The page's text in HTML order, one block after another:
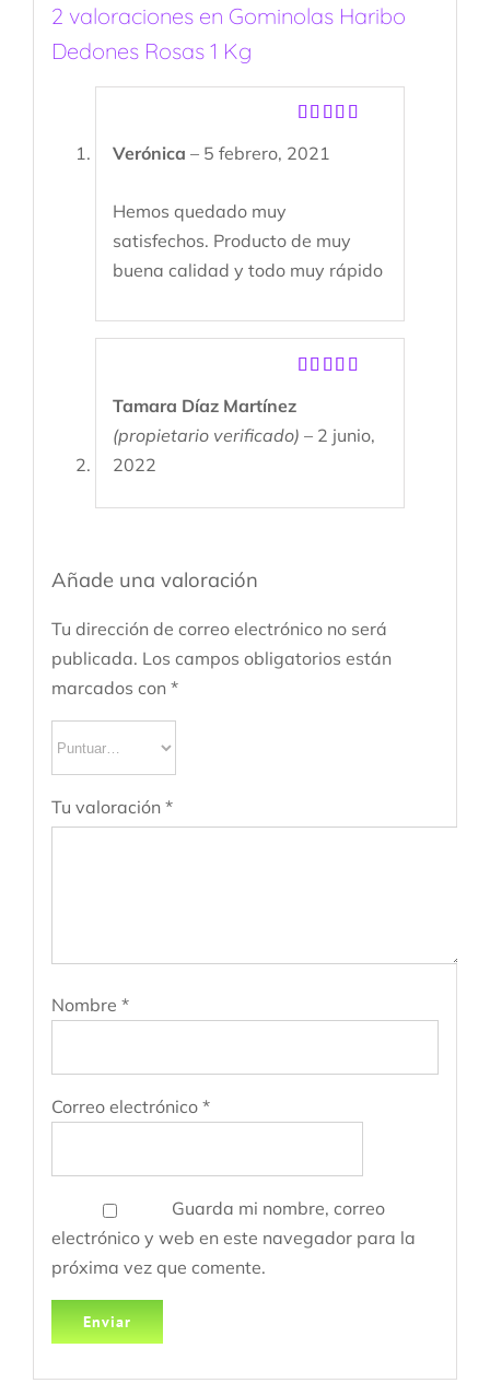
2 valoraciones en Gominolas Haribo
Dedones Rosas 1 Kg
con5
Verónica– 5 febrero, 2021
Hemos quedado muy
satisfechos. Producto de muy
buena calidad y todo muy rápido
Tamara Díaz Martínez
(propietario verificado) – 2 junio,
2022
Añade una valoración
Tu dirección de correo electrónico no será
publicada. Los campos obligatorios están
marcados con *
Tu valoración *
Nombre *
Correo electrónico *
Guarda mi nombre, correo
electrónico y web en este navegador para la
próxima vez que comente.